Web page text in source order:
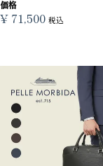
価格
¥ 71,500 税込